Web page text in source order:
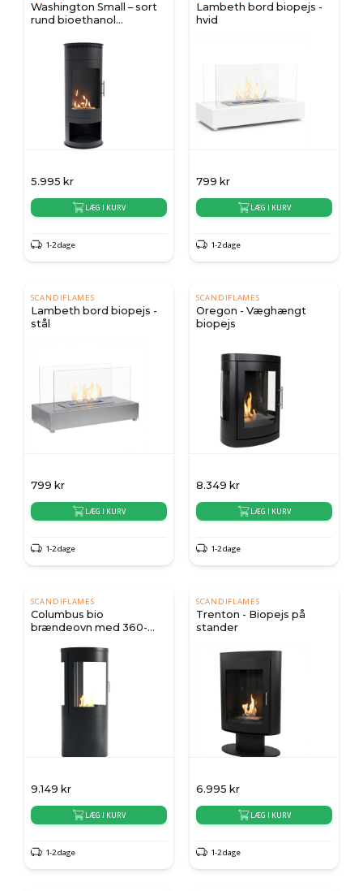
Washington Small – sort
rund bioethanol
5.995 kr
LÆG I KURV
1-2 dage
Lambeth bord biopejs -
hvid
799 kr
LÆG I KURV
1-2 dage
SCANDIFLAMES
Lambeth bord biopejs -
stål
799 kr
LÆG I KURV
1-2 dage
SCANDIFLAMES
Oregon - Væghængt
biopejs
8.349 kr
LÆG I KURV
1-2 dage
SCANDIFLAMES
Columbus bio
brændeovn med 360-
9.149 kr
LÆG I KURV
1-2 dage
SCANDIFLAMES
Trenton - Biopejs på
stander
6.995 kr
LÆG I KURV
1-2 dage